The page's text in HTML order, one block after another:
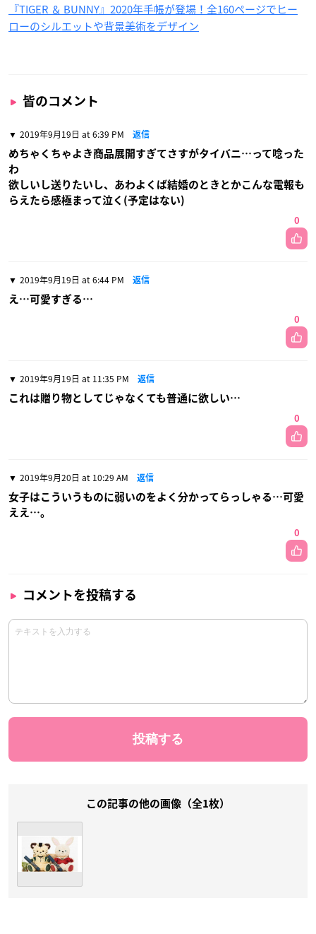
『TIGER ＆ BUNNY』2020年手帳が登場！全160ページでヒー
ローのシルエットや背景美術をデザイン
皆のコメント
2019年9月19日 at 6:39 PM 返信
めちゃくちゃよき商品展開すぎてさすがタイバニ…って唸った
わ
欲しいし送りたいし、あわよくば結婚のときとかこんな電報も
らえたら感極まって泣く(予定はない)
0
2019年9月19日 at 6:44 PM 返信
え…可愛すぎる…
0
2019年9月19日 at 11:35 PM 返信
これは贈り物としてじゃなくても普通に欲しい…
0
2019年9月20日 at 10:29 AM 返信
女子はこういうものに弱いのをよく分かってらっしゃる…可愛
ええ…。
0
コメントを投稿する
この記事の他の画像（全1枚）